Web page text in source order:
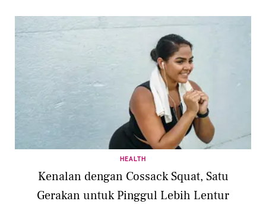
HEALTH
Kenalan dengan Cossack Squat, Satu
Gerakan untuk Pinggul Lebih Lentur